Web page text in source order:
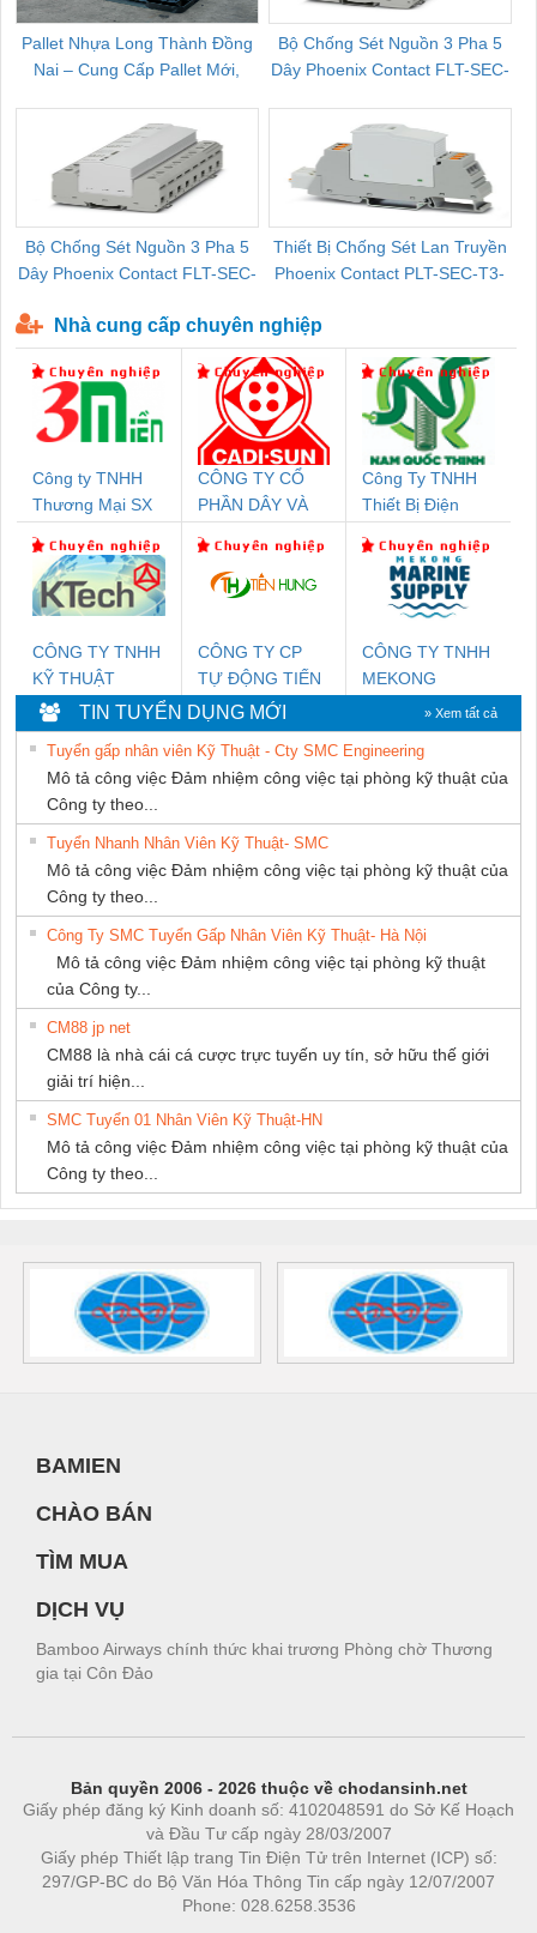
Pallet Nhựa Long Thành Đồng
Nai – Cung Cấp Pallet Mới,
Bộ Chống Sét Nguồn 3 Pha 5
Dây Phoenix Contact FLT-SEC-
Bộ Chống Sét Nguồn 3 Pha 5
Dây Phoenix Contact FLT-SEC-
Thiết Bị Chống Sét Lan Truyền
Phoenix Contact PLT-SEC-T3-
Nhà cung cấp chuyên nghiệp
Công ty TNHH
Thương Mại SX
CÔNG TY CỔ
PHẦN DÂY VÀ
THƯỢNG ĐÌNH
Công Ty TNHH
Thiết Bị Điện
CÔNG TY TNHH
KỸ THUẬT
KTECH VIỆT
NAM
CÔNG TY CP
TỰ ĐỘNG TIẾN
HƯNG
CÔNG TY TNHH
MEKONG
SUPPLY
TIN TUYỂN DỤNG MỚI » Xem tất cả
Tuyển gấp nhân viên Kỹ Thuật - Cty SMC Engineering
Mô tả công việc Đảm nhiệm công việc tại phòng kỹ thuật của
Công ty theo...
Tuyển Nhanh Nhân Viên Kỹ Thuật- SMC
Mô tả công việc Đảm nhiệm công việc tại phòng kỹ thuật của
Công ty theo...
Công Ty SMC Tuyển Gấp Nhân Viên Kỹ Thuật- Hà Nội
Mô tả công việc Đảm nhiệm công việc tại phòng kỹ thuật
của Công ty...
CM88 jp net
CM88 là nhà cái cá cược trực tuyến uy tín, sở hữu thế giới
giải trí hiện...
SMC Tuyển 01 Nhân Viên Kỹ Thuật-HN
Mô tả công việc Đảm nhiệm công việc tại phòng kỹ thuật của
Công ty theo...
BAMIEN
CHÀO BÁN
TÌM MUA
DỊCH VỤ
Bamboo Airways chính thức khai trương Phòng chờ Thương
gia tại Côn Đảo
Bản quyền 2006 - 2026 thuộc về chodansinh.net
Giấy phép đăng ký Kinh doanh số: 4102048591 do Sở Kế Hoạch
và Đầu Tư cấp ngày 28/03/2007
Giấy phép Thiết lập trang Tin Điện Tử trên Internet (ICP) số:
297/GP-BC do Bộ Văn Hóa Thông Tin cấp ngày 12/07/2007
Phone: 028.6258.3536